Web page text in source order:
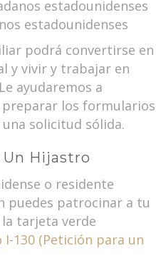
estadounidenses
estadounidenses
podrá convertirse en
y vivir y trabajar en
ayudaremos a
los formularios
solicitud sólida.
Un Hijastro
o residente
puedes patrocinar a tu
tarjeta verde
I-130 (Petición para un